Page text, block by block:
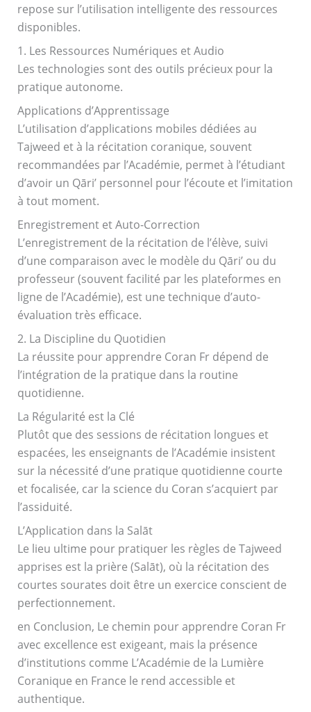
repose sur l’utilisation intelligente des ressources
disponibles.
1. Les Ressources Numériques et Audio
Les technologies sont des outils précieux pour la
pratique autonome.
Applications d’Apprentissage
L’utilisation d’applications mobiles dédiées au
Tajweed et à la récitation coranique, souvent
recommandées par l’Académie, permet à l’étudiant
d’avoir un Qāri’ personnel pour l’écoute et l’imitation
à tout moment.
Enregistrement et Auto-Correction
L’enregistrement de la récitation de l’élève, suivi
d’une comparaison avec le modèle du Qāri’ ou du
professeur (souvent facilité par les plateformes en
ligne de l’Académie), est une technique d’auto-
évaluation très efficace.
2. La Discipline du Quotidien
La réussite pour apprendre Coran Fr dépend de
l’intégration de la pratique dans la routine
quotidienne.
La Régularité est la Clé
Plutôt que des sessions de récitation longues et
espacées, les enseignants de l’Académie insistent
sur la nécessité d’une pratique quotidienne courte
et focalisée, car la science du Coran s’acquiert par
l’assiduité.
L’Application dans la Salāt
Le lieu ultime pour pratiquer les règles de Tajweed
apprises est la prière (Salāt), où la récitation des
courtes sourates doit être un exercice conscient de
perfectionnement.
en Conclusion, Le chemin pour apprendre Coran Fr
avec excellence est exigeant, mais la présence
d’institutions comme L’Académie de la Lumière
Coranique en France le rend accessible et
authentique.